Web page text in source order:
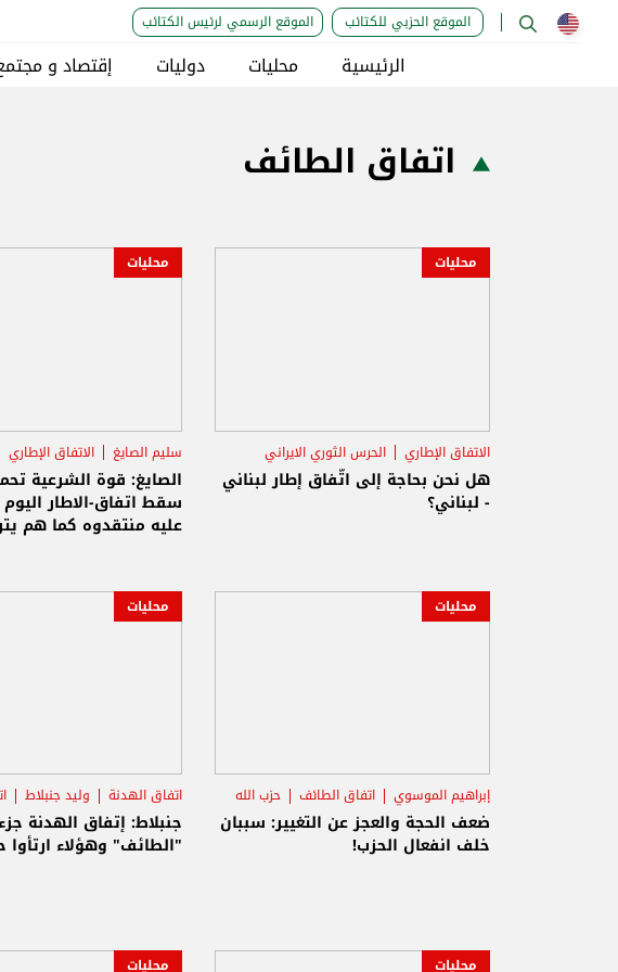
الموقع الحزبي للكتائب الموقع الرسمي لرئيس الكتائب
الرئيسية محليات دوليات إقتصاد و
اتفاق الطائف
محليات
الاتفاق الإطاري
الحرس الثوري الايراني
حزب الله
هل نحن بحاجة إلى اتّفاق إطار لبناني
- لبناني؟
محليات
سليم الصايغ
الاتفاق الإطاري
المفاوضات اللبنانية-
الصايغ: قوة الشرعية
سقط اتفاق-الاطار
عليه منتقدوه كما هم
محليات
إبراهيم الموسوي اتفاق الطائف حزب الله
ضعف الحجة والعجز عن التغيير: سببان
خلف انفعال الحزب!
محليات
اتفاق الهدنة وليد جنبلاط
جنبلاط: إتفاق الهدنة
"الطائف" وهؤلاء ارتأوا
محليات محليات